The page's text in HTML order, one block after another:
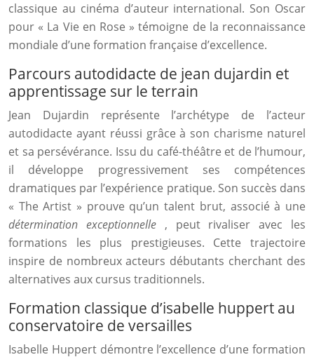
classique au cinéma d’auteur international. Son Oscar
pour « La Vie en Rose » témoigne de la reconnaissance
mondiale d’une formation française d’excellence.
Parcours autodidacte de jean dujardin et
apprentissage sur le terrain
Jean Dujardin représente l’archétype de l’acteur
autodidacte ayant réussi grâce à son charisme naturel
et sa persévérance. Issu du café-théâtre et de l’humour,
il développe progressivement ses compétences
dramatiques par l’expérience pratique. Son succès dans
« The Artist » prouve qu’un talent brut, associé à une
détermination exceptionnelle , peut rivaliser avec les
formations les plus prestigieuses. Cette trajectoire
inspire de nombreux acteurs débutants cherchant des
alternatives aux cursus traditionnels.
Formation classique d’isabelle huppert au
conservatoire de versailles
Isabelle Huppert démontre l’excellence d’une formation